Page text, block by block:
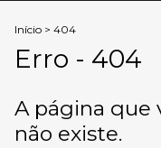
Início > 404
Erro - 404
A página que
não existe.